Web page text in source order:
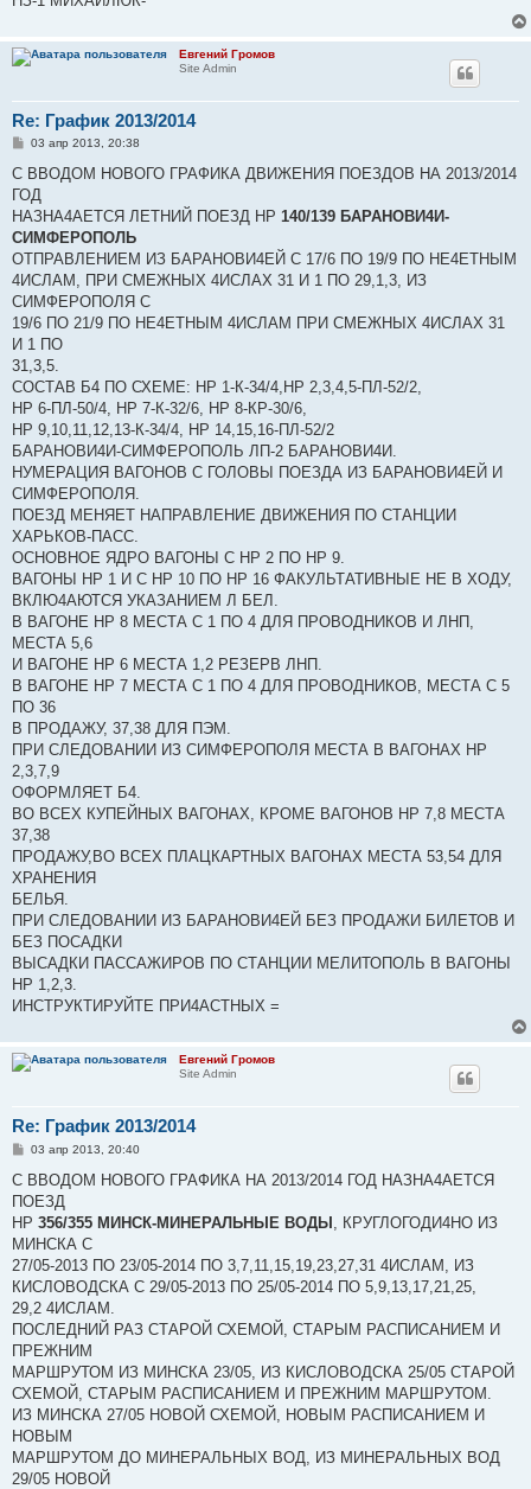
Евгений Громов
Site Admin
Re: График 2013/2014
С
о
щ
е
и
е
03 апр 2013, 20:38
С ВВОДОМ НОВОГО ГРАФИКА ДВИЖЕНИЯ ПОЕЗДОВ НА 2013/2014
ГОД
НАЗНА4АЕТСЯ ЛЕТНИЙ ПОЕЗД НР 140/139 БАРАНОВИ4И-
СИМФЕРОПОЛЬ
ОТПРАВЛЕНИЕМ ИЗ БАРАНОВИ4ЕЙ С 17/6 ПО 19/9 ПО НЕ4ЕТНЫМ
4ИСЛАМ, ПРИ СМЕЖНЫХ 4ИСЛАХ 31 И 1 ПО 29,1,3, ИЗ
СИМФЕРОПОЛЯ С
19/6 ПО 21/9 ПО НЕ4ЕТНЫМ 4ИСЛАМ ПРИ СМЕЖНЫХ 4ИСЛАХ 31
И 1 ПО
31,3,5.
СОСТАВ Б4 ПО СХЕМЕ: НР 1-К-34/4,НР 2,3,4,5-ПЛ-52/2,
НР 6-ПЛ-50/4, НР 7-К-32/6, НР 8-КР-30/6,
НР 9,10,11,12,13-К-34/4, НР 14,15,16-ПЛ-52/2
БАРАНОВИ4И-СИМФЕРОПОЛЬ ЛП-2 БАРАНОВИ4И.
НУМЕРАЦИЯ ВАГОНОВ С ГОЛОВЫ ПОЕЗДА ИЗ БАРАНОВИ4ЕЙ И
СИМФЕРОПОЛЯ.
ПОЕЗД МЕНЯЕТ НАПРАВЛЕНИЕ ДВИЖЕНИЯ ПО СТАНЦИИ
ХАРЬКОВ-ПАСС.
ОСНОВНОЕ ЯДРО ВАГОНЫ С НР 2 ПО НР 9.
ВАГОНЫ НР 1 И С НР 10 ПО НР 16 ФАКУЛЬТАТИВНЫЕ НЕ В ХОДУ,
ВКЛЮ4АЮТСЯ УКАЗАНИЕМ Л БЕЛ.
В ВАГОНЕ НР 8 МЕСТА С 1 ПО 4 ДЛЯ ПРОВОДНИКОВ И ЛНП,
МЕСТА 5,6
И ВАГОНЕ НР 6 МЕСТА 1,2 РЕЗЕРВ ЛНП.
В ВАГОНЕ НР 7 МЕСТА С 1 ПО 4 ДЛЯ ПРОВОДНИКОВ, МЕСТА С 5
ПО 36
В ПРОДАЖУ, 37,38 ДЛЯ ПЭМ.
ПРИ СЛЕДОВАНИИ ИЗ СИМФЕРОПОЛЯ МЕСТА В ВАГОНАХ НР
2,3,7,9
ОФОРМЛЯЕТ Б4.
ВО ВСЕХ КУПЕЙНЫХ ВАГОНАХ, КРОМЕ ВАГОНОВ НР 7,8 МЕСТА
37,38
ПРОДАЖУ,ВО ВСЕХ ПЛАЦКАРТНЫХ ВАГОНАХ МЕСТА 53,54 ДЛЯ
ХРАНЕНИЯ
БЕЛЬЯ.
ПРИ СЛЕДОВАНИИ ИЗ БАРАНОВИ4ЕЙ БЕЗ ПРОДАЖИ БИЛЕТОВ И
БЕЗ ПОСАДКИ
ВЫСАДКИ ПАССАЖИРОВ ПО СТАНЦИИ МЕЛИТОПОЛЬ В ВАГОНЫ
НР 1,2,3.
ИНСТРУКТИРУЙТЕ ПРИ4АСТНЫХ =
Евгений Громов
Site Admin
Re: График 2013/2014
С
о
щ
е
и
е
03 апр 2013, 20:40
С ВВОДОМ НОВОГО ГРАФИКА НА 2013/2014 ГОД НАЗНА4АЕТСЯ
ПОЕЗД
НР 356/355 МИНСК-МИНЕРАЛЬНЫЕ ВОДЫ
, КРУГЛОГОДИ4НО ИЗ
МИНСКА С
27/05-2013 ПО 23/05-2014 ПО 3,7,11,15,19,23,27,31 4ИСЛАМ, ИЗ
КИСЛОВОДСКА С 29/05-2013 ПО 25/05-2014 ПО 5,9,13,17,21,25,
29,2 4ИСЛАМ.
ПОСЛЕДНИЙ РАЗ СТАРОЙ СХЕМОЙ, СТАРЫМ РАСПИСАНИЕМ И
ПРЕЖНИМ
МАРШРУТОМ ИЗ МИНСКА 23/05, ИЗ КИСЛОВОДСКА 25/05 СТАРОЙ
СХЕМОЙ, СТАРЫМ РАСПИСАНИЕМ И ПРЕЖНИМ МАРШРУТОМ.
ИЗ МИНСКА 27/05 НОВОЙ СХЕМОЙ, НОВЫМ РАСПИСАНИЕМ И
НОВЫМ
МАРШРУТОМ ДО МИНЕРАЛЬНЫХ ВОД, ИЗ МИНЕРАЛЬНЫХ ВОД
29/05 НОВОЙ